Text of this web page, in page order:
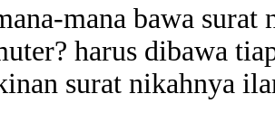
mana bawa surat
harus dibawa
surat nikahnya